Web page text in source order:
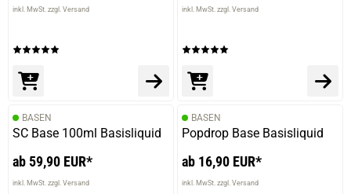
Siegfried H.
Die Bewertung erfolgte ohne Abgabe eines Kommentars
inkl. MwSt. zzgl. Versand inkl. MwSt. zzgl. Versand
BASEN
SC Base 100ml Basisliquid
ab 59,90 EUR*
inkl. MwSt. zzgl. Versand
BASEN
Popdrop Base Basisliquid
ab 16,90 EUR*
inkl. MwSt. zzgl. Versand